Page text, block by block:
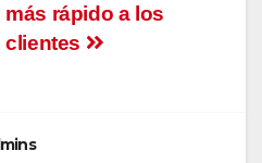
más rápido a los
clientes